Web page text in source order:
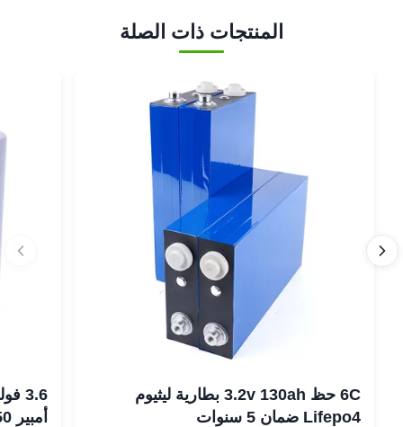
المنتجات ذات الصلة
6C حظ 3.2v 130ah بطارية ليثيوم
Lifepo4 ضمان 5 سنوات
أمبير 18650 بطارية ليثيوم أيون